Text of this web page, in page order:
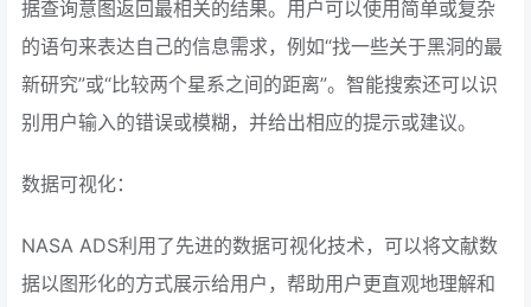
据查询意图返回最相关的结果。用户可以使用简单或复杂
的语句来表达自己的信息需求，例如“找一些关于黑洞的最
新研究”或“比较两个星系之间的距离”。智能搜索还可以识
别用户输入的错误或模糊，并给出相应的提示或建议。
数据可视化：
NASA ADS利用了先进的数据可视化技术，可以将文献数
据以图形化的方式展示给用户，帮助用户更直观地理解和